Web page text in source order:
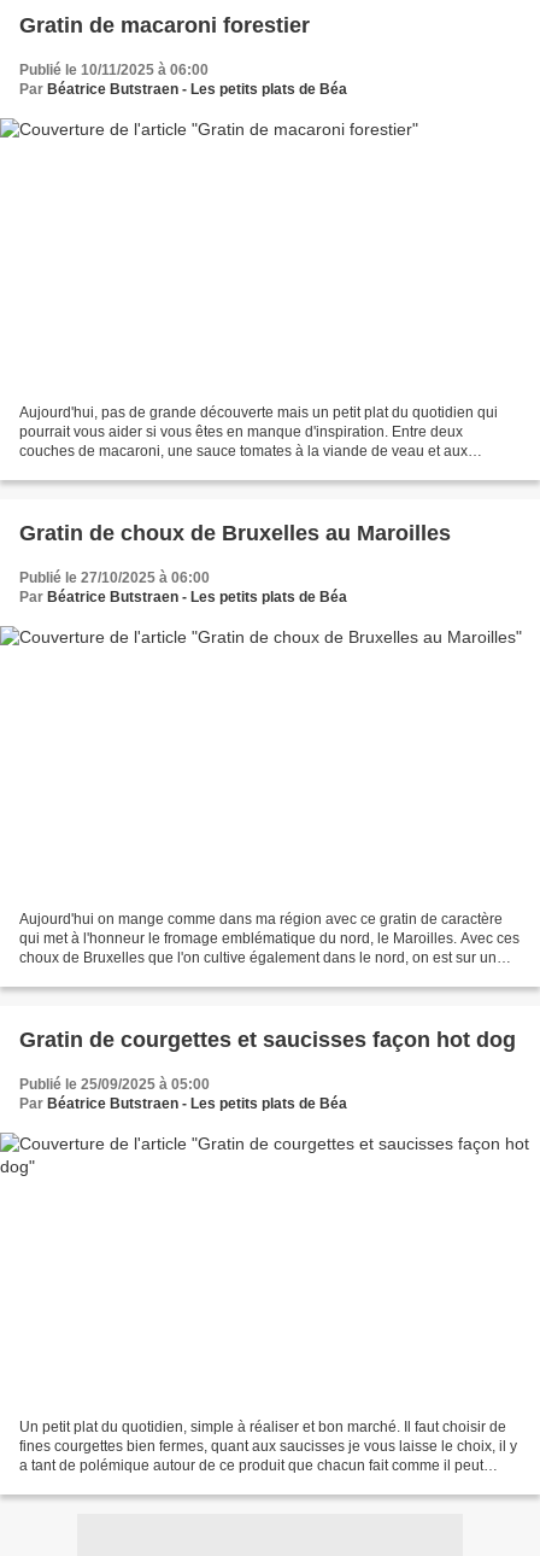
Gratin de macaroni forestier
Publié le 10/11/2025 à 06:00
Par Béatrice Butstraen - Les petits plats de Béa
Aujourd'hui, pas de grande découverte mais un petit plat du quotidien qui
pourrait vous aider si vous êtes en manque d'inspiration. Entre deux
couches de macaroni, une sauce tomates à la viande de veau et aux
Gratin de choux de Bruxelles au Maroilles
Publié le 27/10/2025 à 06:00
Par Béatrice Butstraen - Les petits plats de Béa
Aujourd'hui on mange comme dans ma région avec ce gratin de caractère
qui met à l'honneur le fromage emblématique du nord, le Maroilles. Avec ces
choux de Bruxelles que l'on cultive également dans le nord, on est sur un
Gratin de courgettes et saucisses façon hot dog
Publié le 25/09/2025 à 05:00
Par Béatrice Butstraen - Les petits plats de Béa
Un petit plat du quotidien, simple à réaliser et bon marché. Il faut choisir de
fines courgettes bien fermes, quant aux saucisses je vous laisse le choix, il y
a tant de polémique autour de ce produit que chacun fait comme il peut